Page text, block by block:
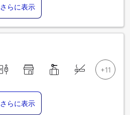
さらに表示
さらに表示